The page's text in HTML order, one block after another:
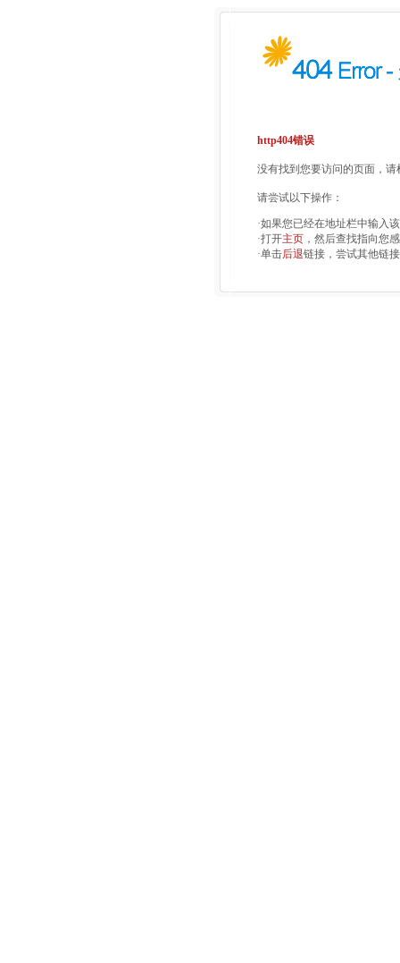
http404错误
没有找到您要访问的页面，
请尝试以下操作：
·如果您已经在地址栏中输入
·打开主页 ，然后查找指向您
·单击后退链接，尝试其他链